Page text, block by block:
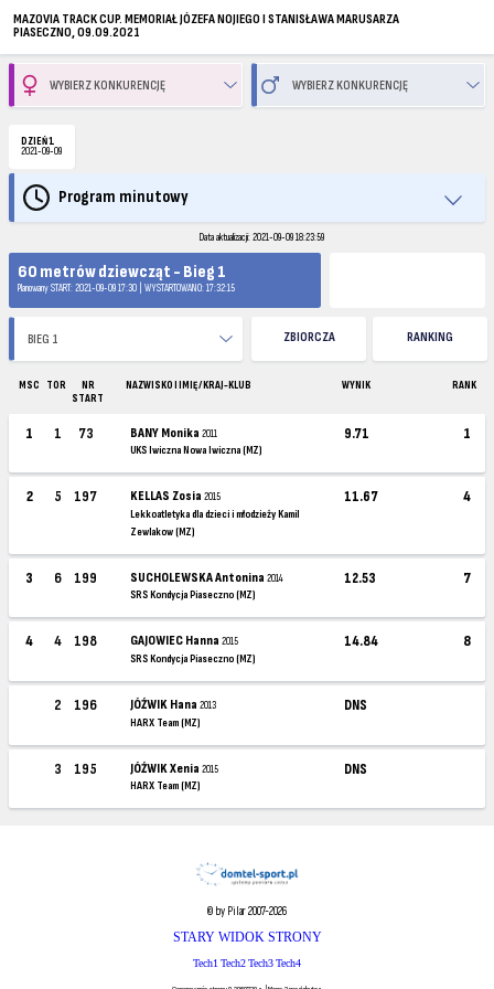
MAZOVIA TRACK CUP. MEMORIAŁ JÓZEFA NOJIEGO I STANISŁAWA MARUSARZA
PIASECZNO, 09.09.2021
DZIEŃ 1
2021-09-09
Program minutowy
Data aktualizacji: 2021-09-09 18:23:59
60 metrów dziewcząt - Bieg 1
Planowany START: 2021-09-09 17:30 | WYSTARTOWANO: 17:32:15
ZBIORCZA RANKING
MSC TOR
NR
START
NAZWISKO I IMIĘ / KRAJ-KLUB WYNIK RANK
1 1 73 BANY Monika2011
UKS Iwiczna Nowa Iwiczna (MZ)
9.71 1
2 5 197 KELLAS Zosia2015
Lekkoatletyka dla dzieci i młodzieży Kamil
Zewlakow (MZ)
11.67 4
3 6 199 SUCHOLEWSKA Antonina2014
SRS Kondycja Piaseczno (MZ)
12.53 7
4 4 198 GAJOWIEC Hanna2015
SRS Kondycja Piaseczno (MZ)
14.84 8
2 196 JÓŹWIK Hana2013
HARX Team (MZ)
DNS
3 195 JÓŹWIK Xenia2015
HARX Team (MZ)
DNS
© by Pilar 2007-2026
STARY WIDOK STRONY
Tech1 Tech2Tech3Tech4